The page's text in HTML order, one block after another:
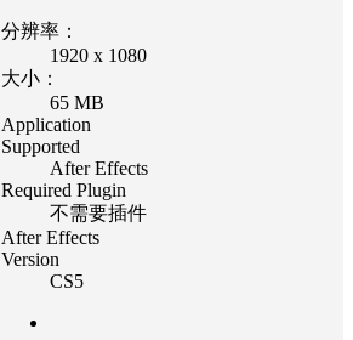
分辨率：
1920 x 1080
大小：
65 MB
Application
Supported
After Effects
Required Plugin
不需要插件
After Effects
Version
CS5